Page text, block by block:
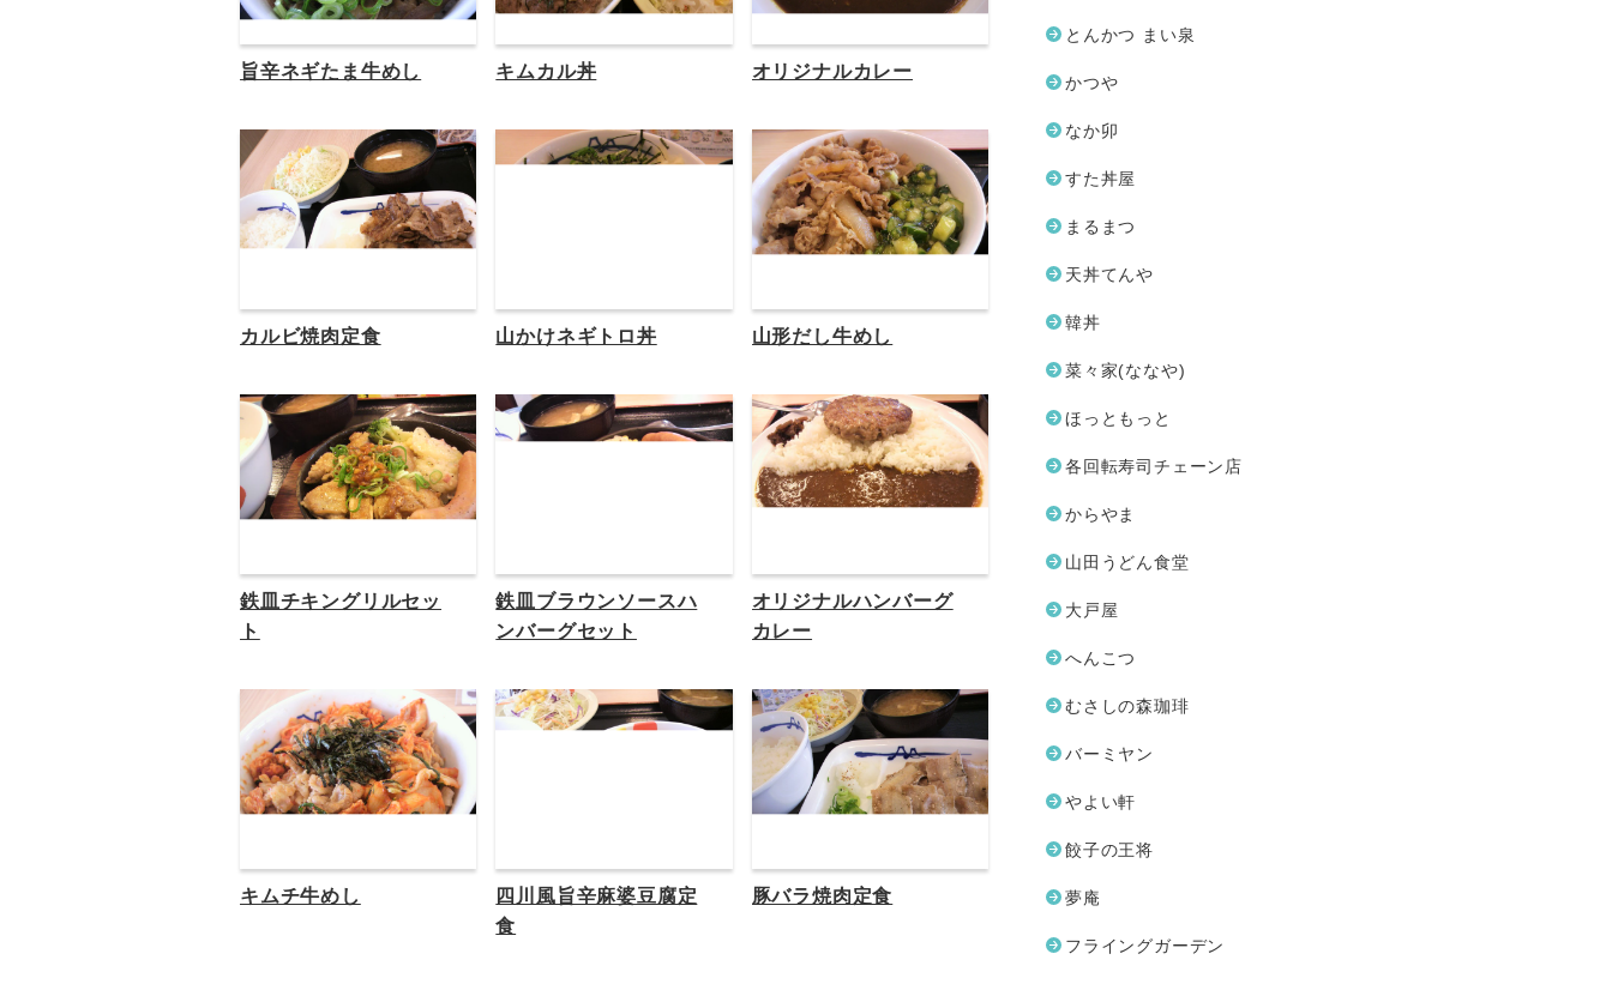
旨辛ネギたま牛めし キムカル丼 オリジナルカレー
カルビ焼肉定食 山かけネギトロ丼 山形だし牛めし
鉄皿チキングリルセッ
ト
鉄皿ブラウンソースハ
ンバーグセット
オリジナルハンバーグ
カレー
キムチ牛めし
四川風旨辛麻婆豆腐定
食
豚バラ焼肉定食
とんかつ まい泉
かつや
なか卯
すた丼屋
まるまつ
天丼てんや
韓丼
菜々家(ななや)
ほっともっと
各回転寿司チェーン店
からやま
山田うどん食堂
大戸屋
へんこつ
むさしの森珈琲
バーミヤン
やよい軒
餃子の王将
夢庵
フライングガーデン